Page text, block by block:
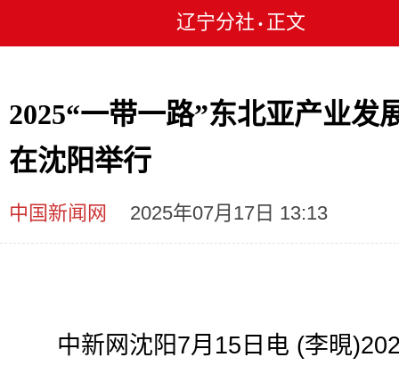
辽宁分社 • 正文
2025“一带一路”东北亚产业发
在沈阳举行
中国新闻网 2025年07月17日 13:13
中新网沈阳7月15日电 (李晛